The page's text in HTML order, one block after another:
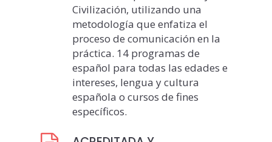
Civilización, utilizando una
metodología que enfatiza el
proceso de comunicación en la
práctica. 14 programas de
español para todas las edades e
intereses, lengua y cultura
española o cursos de fines
específicos.